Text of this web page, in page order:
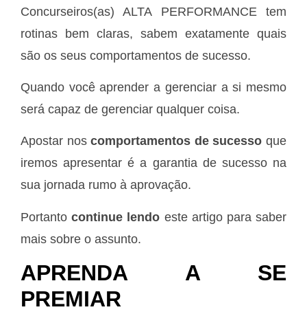
Concurseiros(as) ALTA PERFORMANCE tem
rotinas bem claras, sabem exatamente quais
são os seus comportamentos de sucesso.
Quando você aprender a gerenciar a si mesmo
será capaz de gerenciar qualquer coisa.
Apostar noscomportamentos de sucesso que
iremos apresentar é a garantia de sucesso na
sua jornada rumo à aprovação.
Portantocontinue lendo este artigo para saber
mais sobre o assunto.
APRENDA A SE
PREMIAR